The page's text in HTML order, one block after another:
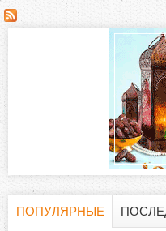
С
ПОПУЛЯРНЫЕ